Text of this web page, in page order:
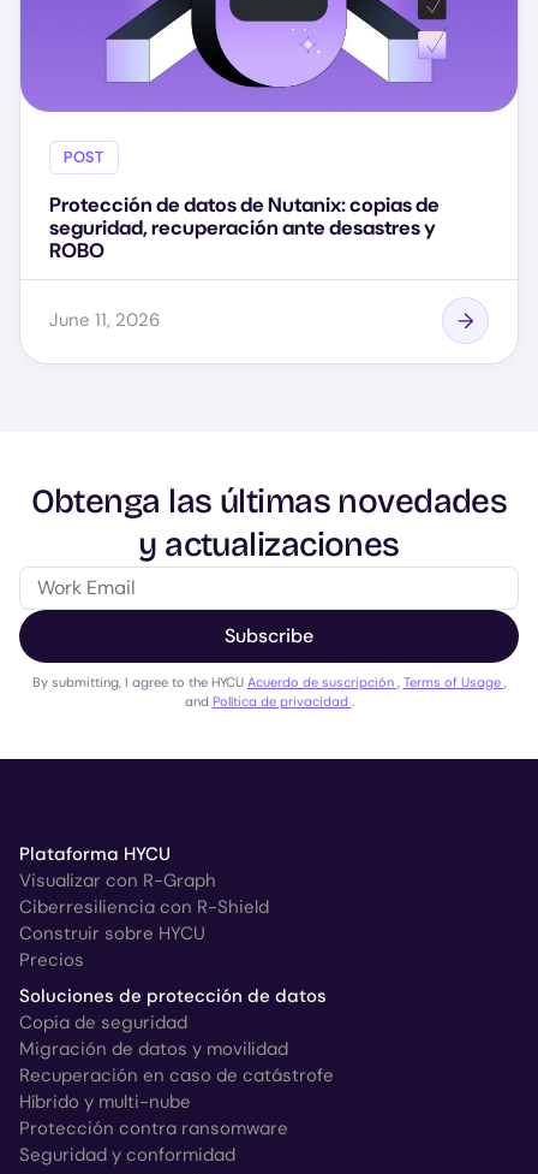
POST
Protección de datos de Nutanix: copias de
seguridad, recuperación ante desastres y
ROBO
June 11, 2026
Obtenga las últimas novedades
y actualizaciones
Subscribe
By submitting, I agree to the HYCU Acuerdo de suscripción Terms of Usage
and Política de privacidad
Plataforma HYCU
Visualizar con R-Graph
Ciberresiliencia con R-Shield
Construir sobre HYCU
Precios
Soluciones de protección de datos
Copia de seguridad
Migración de datos y movilidad
Recuperación en caso de catástrofe
Híbrido y multi-nube
Protección contra ransomware
Seguridad y conformidad